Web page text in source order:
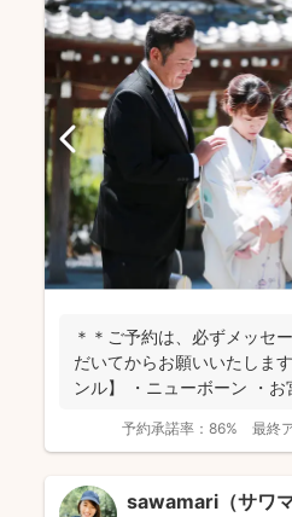
＊＊ご予約は、必ずメッセ
だいてからお願いいたしま
ンル】 ・ニューボーン ・
予約承諾率： 86% 最終
sawamari（サワマ